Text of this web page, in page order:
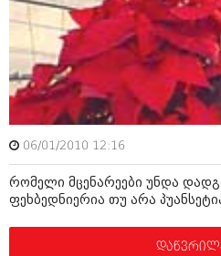
რელიგია
მედიცინა
სპორტი
კადრს მიღმა
კულინარია
ავტორჩევები
კადრს მიღმა
კულინარია
ავტორჩევები
ბელადები
ბიზნესსიახლეები
გვარები
06/01/2010 12:16
რომელი მცენარეები უნდა
ფეხბედნიერია თუ არა